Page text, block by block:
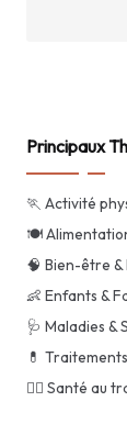
Principaux
🏃 Activité
🍽️
🧠 Bien-être
👶 Enfants &
🩺 Maladies &
💊
👨‍⚕️ Santé au